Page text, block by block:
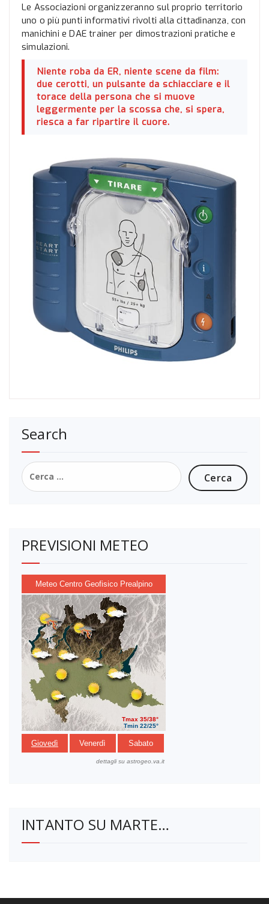
Le Associazioni organizzeranno sul proprio territorio
uno o più punti informativi rivolti alla cittadinanza, con
manichini e DAE trainer per dimostrazioni pratiche e
simulazioni.
Niente roba da ER, niente scene da film:
due cerotti, un pulsante da schiacciare e il
torace della persona che si muove
leggermente per la scossa che, si spera,
riesca a far ripartire il cuore.
Search
Ricerca
per:
PREVISIONI METEO
INTANTO SU MARTE…